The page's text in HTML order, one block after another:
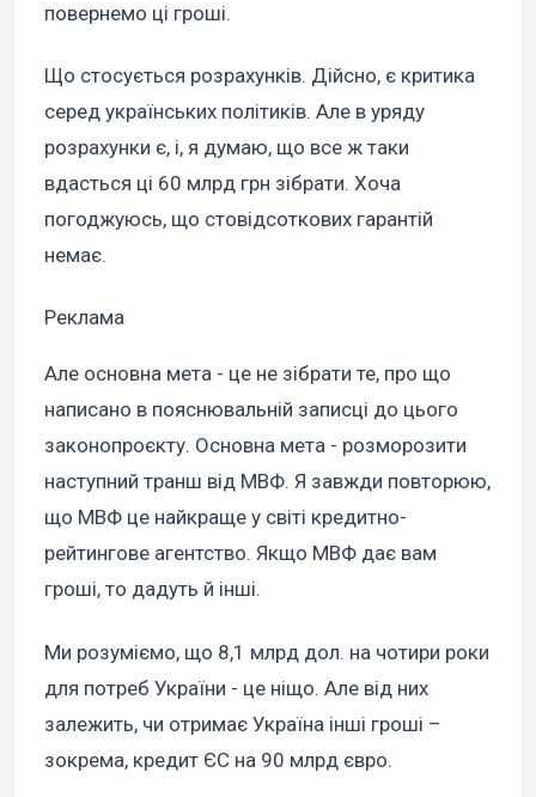
повернемо ці гроші.
Що стосується розрахунків. Дійсно, є критика
серед українських політиків. Але в уряду
розрахунки є, і, я думаю, що все ж таки
вдасться ці 60 млрд грн зібрати. Хоча
погоджуюсь, що стовідсоткових гарантій
немає.
Реклама
Але основна мета - це не зібрати те, про що
написано в пояснювальній записці до цього
законопроєкту. Основна мета - розморозити
наступний транш від МВФ. Я завжди повторюю,
що МВФ це найкраще у світі кредитно-
рейтингове агентство. Якщо МВФ дає вам
гроші, то дадуть й інші.
Ми розуміємо, що 8,1 млрд дол. на чотири роки
для потреб України - це ніщо. Але від них
залежить, чи отримає Україна інші гроші –
зокрема, кредит ЄС на 90 млрд євро.